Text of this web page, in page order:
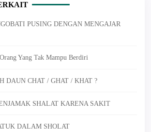
PUSING DENGAN MENGAJAR
Yang Tak Mampu Berdiri
DAUN CHAT / GHAT / KHAT ?
SHALAT KARENA SAKIT
DALAM SHOLAT